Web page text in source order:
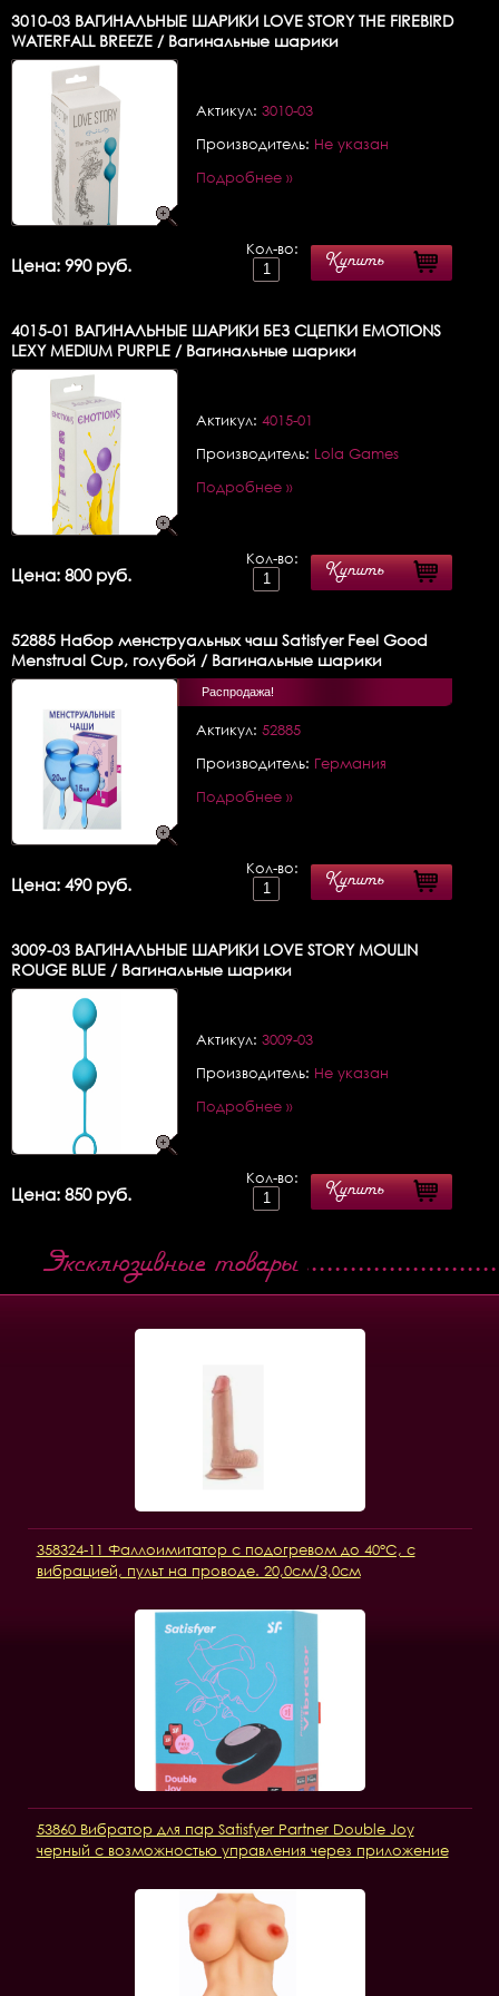
3010-03 ВАГИНАЛЬНЫЕ ШАРИКИ LOVE STORY THE FIREBIRD
WATERFALL BREEZE / Вагинальные шарики
Актикул: 3010-03
Производитель: Не указан
Подробнее »
Цена: 990 руб.
Кол-во:
Купить
4015-01 ВАГИНАЛЬНЫЕ ШАРИКИ БЕЗ СЦЕПКИ EMOTIONS
LEXY MEDIUM PURPLE / Вагинальные шарики
Актикул: 4015-01
Производитель: Lola Games
Подробнее »
Цена: 800 руб.
Кол-во:
Купить
52885 Набор менструальных чаш Satisfyer Feel Good
Menstrual Cup, голубой / Вагинальные шарики
Распродажа!
Актикул: 52885
Производитель: Германия
Подробнее »
Цена: 490 руб.
Кол-во:
Купить
3009-03 ВАГИНАЛЬНЫЕ ШАРИКИ LOVE STORY MOULIN
ROUGE BLUE / Вагинальные шарики
Актикул: 3009-03
Производитель: Не указан
Подробнее »
Цена: 850 руб.
Кол-во:
Купить
Эксклюзивные товары
358324-11 Фаллоимитатор с подогревом до 40°C, с
вибрацией, пульт на проводе. 20,0см/3,0см
53860 Вибратор для пар Satisfyer Partner Double Joy
черный с возможностью управления через приложение